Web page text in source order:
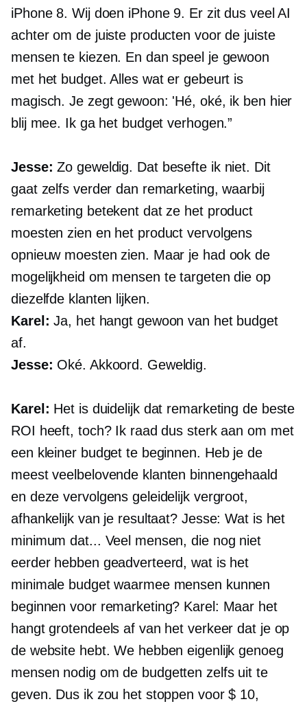
iPhone 8. Wij doen iPhone 9. Er zit dus veel AI
achter om de juiste producten voor de juiste
mensen te kiezen. En dan speel je gewoon
met het budget. Alles wat er gebeurt is
magisch. Je zegt gewoon: 'Hé, oké, ik ben hier
blij mee. Ik ga het budget verhogen.”
Jesse: Zo geweldig. Dat besefte ik niet. Dit
gaat zelfs verder dan remarketing, waarbij
remarketing betekent dat ze het product
moesten zien en het product vervolgens
opnieuw moesten zien. Maar je had ook de
mogelijkheid om mensen te targeten die op
diezelfde klanten lijken.
Karel: Ja, het hangt gewoon van het budget
af.
Jesse: Oké. Akkoord. Geweldig.
Karel: Het is duidelijk dat remarketing de beste
ROI heeft, toch? Ik raad dus sterk aan om met
een kleiner budget te beginnen. Heb je de
meest veelbelovende klanten binnengehaald
en deze vervolgens geleidelijk vergroot,
afhankelijk van je resultaat? Jesse: Wat is het
minimum dat... Veel mensen, die nog niet
eerder hebben geadverteerd, wat is het
minimale budget waarmee mensen kunnen
beginnen voor remarketing? Karel: Maar het
hangt grotendeels af van het verkeer dat je op
de website hebt. We hebben eigenlijk genoeg
mensen nodig om de budgetten zelfs uit te
geven. Dus ik zou het stoppen voor $ 10,